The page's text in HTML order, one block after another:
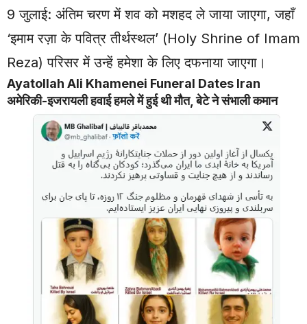
9 जुलाई: अंतिम चरण में शव को मशहद ले जाया जाएगा, जहाँ
‘इमाम रज़ा के पवित्र तीर्थस्थल’ (Holy Shrine of Imam
Reza) परिसर में उन्हें हमेशा के लिए दफनाया जाएगा।
Ayatollah Ali Khamenei Funeral Dates Iran
अमेरिकी-इजरायली हवाई हमले में हुई थी मौत, बेटे ने संभाली कमान